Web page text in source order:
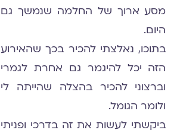
מסע ארוך של החלמה שנמשך גם
היום.
בתוכו, נאלצתי להכיר בכך שהאירוע
הזה יכל להיגמר גם אחרת לגמרי
וברצוני להכיר בהצלה שהייתה לי
ולומר הגומל.
ביקשתי לעשות את זה בדרכי ופניתי